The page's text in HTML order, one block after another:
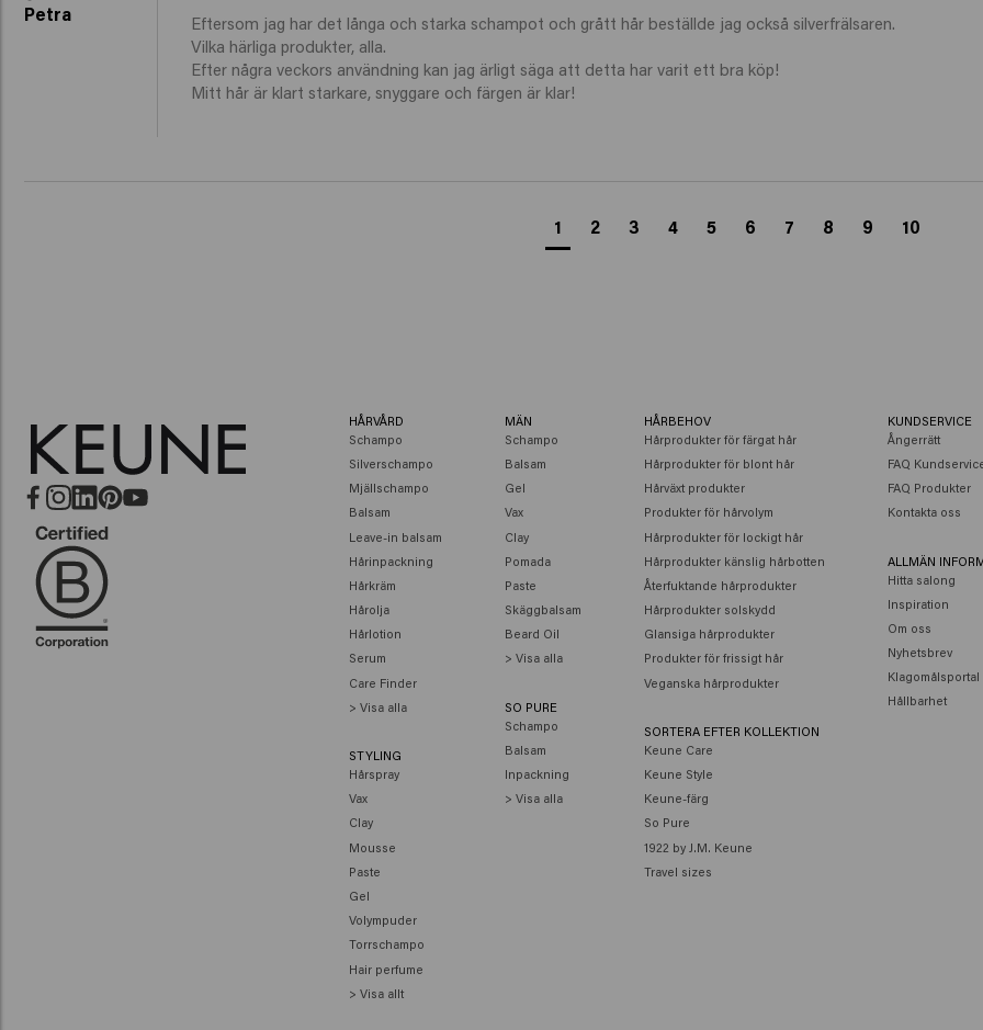
Petra
Eftersom jag har det långa och starka schampot och grått hår beställde jag också silverfrälsaren.
Vilka härliga produkter, alla.
Efter några veckors användning kan jag ärligt säga att detta har varit ett bra köp!
Mitt hår är klart starkare, snyggare och färgen är klar!
1 2 3 4 5 6 7 8 9 10
HÅRVÅRD
Schampo
Silverschampo
Mjällschampo
Balsam
Leave-in balsam
Hårinpackning
Hårkräm
Hårolja
Hårlotion
Serum
Care Finder
> Visa alla
STYLING
Hårspray
Vax
Clay
Mousse
Paste
Gel
Volympuder
Torrschampo
Hair perfume
> Visa allt
MÄN
Schampo
Balsam
Gel
Vax
Clay
Pomada
Paste
Skäggbalsam
Beard Oil
> Visa alla
SO PURE
Schampo
Balsam
Inpackning
> Visa alla
HÅRBEHOV
Hårprodukter för färgat hår
Hårprodukter för blont hår
Hårväxt produkter
Produkter för hårvolym
Hårprodukter för lockigt hår
Hårprodukter känslig hårbotten
Återfuktande hårprodukter
Hårprodukter solskydd
Glansiga hårprodukter
Produkter för frissigt hår
Veganska hårprodukter
SORTERA EFTER KOLLEKTION
Keune Care
Keune Style
Keune-färg
So Pure
1922 by J.M. Keune
Travel sizes
KUNDSERVICE
Ångerrätt
FAQ
FAQ Produkter
Kontakta oss
ALLMÄN
Hitta salong
Inspiration
Om oss
Nyhetsbrev
Klagomålsportal
Hållbarhet